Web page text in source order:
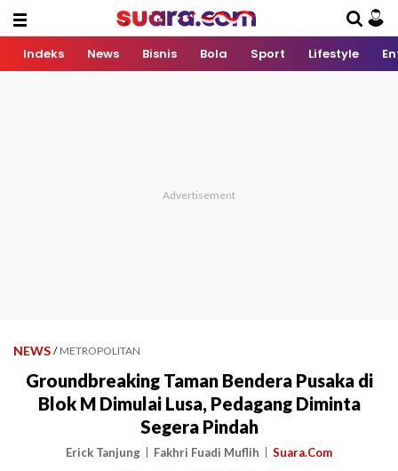
Indeks News Bisnis Bola Sport Lifestyle
NEWS / METROPOLITAN
Groundbreaking Taman Bendera Pusaka di
Blok M Dimulai Lusa, Pedagang Diminta
Segera Pindah
Erick Tanjung Fakhri Fuadi Muflih Suara.Com